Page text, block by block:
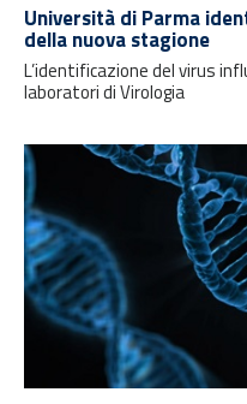
Università di Parma
della nuova stagione
L’identificazione del virus
laboratori di Virologia